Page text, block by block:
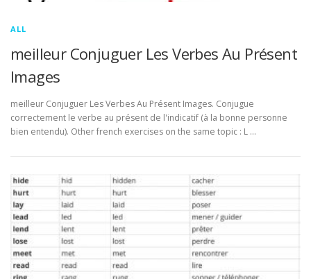
ALL
meilleur Conjuguer Les Verbes Au Présent
Images
meilleur Conjuguer Les Verbes Au Présent Images. Conjugue
correctement le verbe au présent de l'indicatif (à la bonne personne
bien entendu). Other french exercises on the same topic : L …